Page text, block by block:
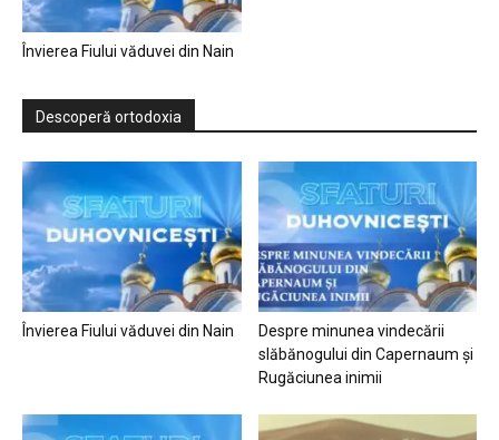
Învierea Fiului văduvei din Nain
Descoperă ortodoxia
Învierea Fiului văduvei din Nain
Despre minunea vindecării
slăbănogului din Capernaum și
Rugăciunea inimii